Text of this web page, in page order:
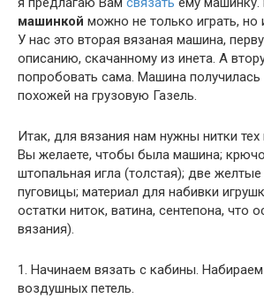
машинкой можно не только играть, но
У нас это вторая вязаная машина,
описанию, скачанному из инета. А
попробовать сама. Машина получилась
похожей на грузовую Газель.
Итак, для вязания нам нужны нитки
Вы желаете, чтобы была машина;
штопальная игла (толстая); две желтые
пуговицы; материал для набивки
остатки ниток, ватина, сентепона, что
вязания).
1. Начинаем вязать с кабины.
воздушных петель.